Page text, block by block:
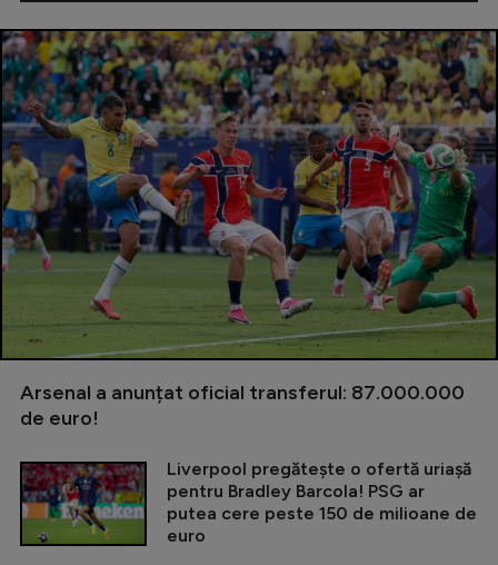
Arsenal a anunțat oficial transferul: 87.000.000
de euro!
Liverpool pregătește o ofertă uriașă
pentru Bradley Barcola! PSG ar
putea cere peste 150 de milioane de
euro